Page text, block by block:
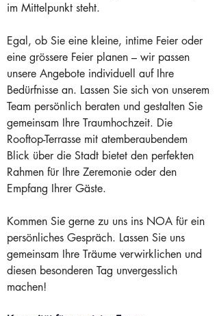
im Mittelpunkt steht.
Egal, ob Sie eine kleine, intime Feier oder
eine grössere Feier planen – wir passen
unsere Angebote individuell auf Ihre
Bedürfnisse an. Lassen Sie sich von unserem
Team persönlich beraten und gestalten Sie
gemeinsam Ihre Traumhochzeit. Die
Rooftop-Terrasse mit atemberaubendem
Blick über die Stadt bietet den perfekten
Rahmen für Ihre Zeremonie oder den
Empfang Ihrer Gäste.
Kommen Sie gerne zu uns ins NOA für ein
persönliches Gespräch. Lassen Sie uns
gemeinsam Ihre Träume verwirklichen und
diesen besonderen Tag unvergesslich
machen!